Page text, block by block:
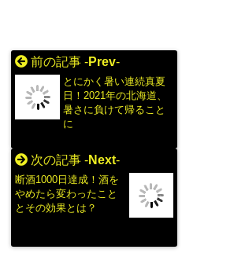
前の記事 -Prev-
とにかく暑い連続真夏
日！2021年の北海道、
暑さに負けて帰ること
に
次の記事 -Next-
断酒1000日達成！酒を
やめたら変わったこと
とその効果とは？